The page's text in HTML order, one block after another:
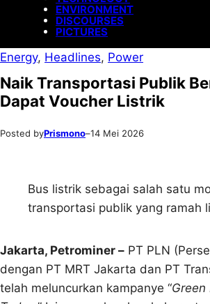
ENVIRONMENT
DISCOURSES
PICTURES
Energy, Headlines, Power
Naik Transportasi Publik
Dapat Voucher Listrik
Posted byPrismono–14 Mei 2026
Bus listrik sebagai salah satu
transportasi publik yang ramah
Jakarta, Petrominer – PT PLN
dengan PT MRT Jakarta dan PT
telah meluncurkan kampanye “Green